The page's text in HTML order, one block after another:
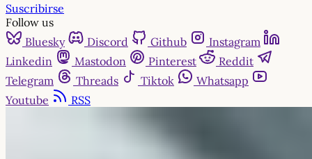
Suscribirse
Follow us
Bluesky
Discord Github
Instagram
Linkedin
Mastodon Pinterest
Reddit
Telegram
Threads Tiktok
Whatsapp
Youtube
RSS